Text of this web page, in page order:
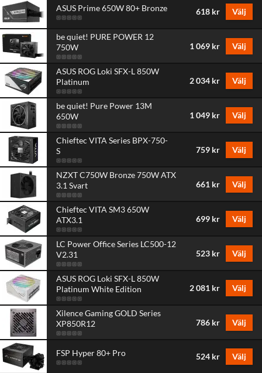
ASUS Prime 650W 80+ Bronze 618 kr Välj
be quiet! PURE POWER 12
750W
1 069 kr Välj
ASUS ROG Loki SFX-L 850W
Platinum
2 034 kr Välj
be quiet! Pure Power 13M
650W
1 049 kr Välj
Chieftec VITA Series BPX-750-
S
759 kr Välj
NZXT C750W Bronze 750W ATX
3.1 Svart
661 kr Välj
Chieftec VITA SM3 650W
ATX3.1
699 kr Välj
LC Power Office Series LC500-12
V2.31
523 kr Välj
ASUS ROG Loki SFX-L 850W
Platinum White Edition
2 081 kr Välj
Xilence Gaming GOLD Series
XP850R12
786 kr Välj
FSP Hyper 80+ Pro 524 kr Välj